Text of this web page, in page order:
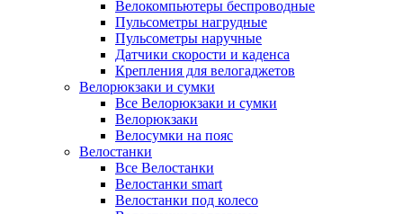
Велокомпьютеры беспроводные
Пульсометры нагрудные
Пульсометры наручные
Датчики скорости и каденса
Крепления для велогаджетов
Велорюкзаки и сумки
Все Велорюкзаки и сумки
Велорюкзаки
Велосумки на пояс
Велостанки
Все Велостанки
Велостанки smart
Велостанки под колесо